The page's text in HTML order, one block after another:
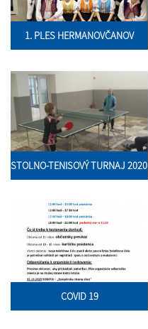
1. PLES HERMANOVČANOV
STOLNO-TENISOVÝ TURNAJ 2020
COVID 19